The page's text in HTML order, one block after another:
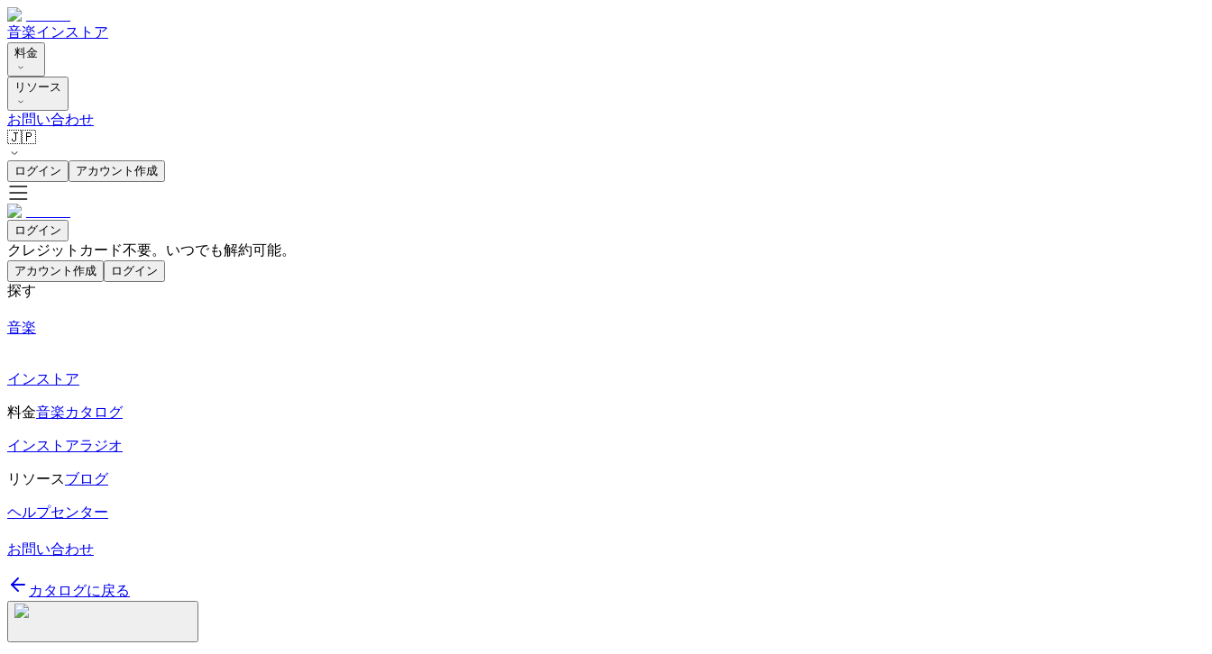
音楽インストア
料金
リソース
お問い合わせ
🇯🇵
ログイン アカウント作成
ログイン
クレジットカード不要。いつでも解約可能。
アカウント作成 ログイン
探す
音楽
インストア
料金音楽カタログ
インストアラジオ
リソースブログ
ヘルプセンター
お問い合わせ
カタログに戻る